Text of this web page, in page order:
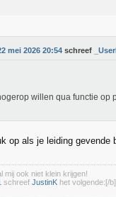
mei 2026 20:54 schreef
willen qua functie
op als je leiding
mij ook niet klein krijgen!
schreef JustinK het volgende:[/b]